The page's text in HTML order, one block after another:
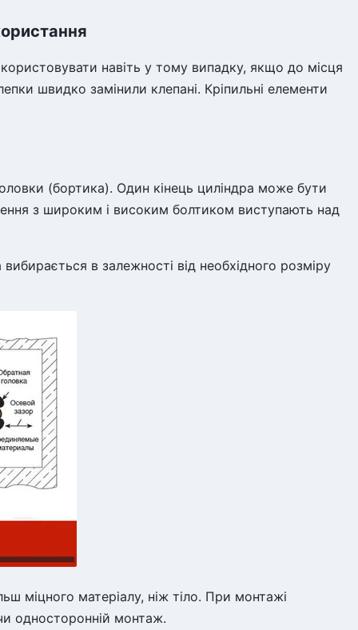
навіть у тому випадку, якщо до місця
швидко замінили клепані. Кріпильні елементи
(бортика). Один кінець циліндра може бути
з широким і високим болтиком виступають над
в залежності від необхідного розміру
міцного матеріалу, ніж тіло. При монтажі
односторонній монтаж.